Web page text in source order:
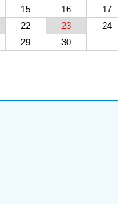
15 16 17
22 23 24
29 30